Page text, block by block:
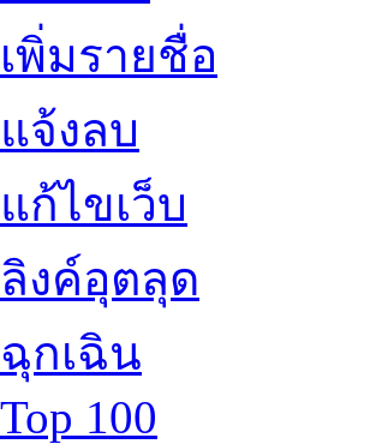
เพิ่มรายชื่อ
แจ้งลบ
แก้ไขเว็บ
ลิงค์อุตลุด
ฉุกเฉิน
Top 100